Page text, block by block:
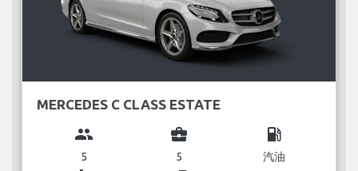
MERCEDES C CLASS ESTATE
group
5
business_center
5
local_gas_station
汽油